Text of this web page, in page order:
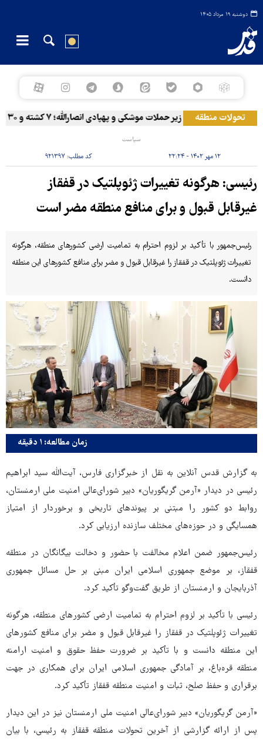
دوشنبه ۱۹ مرداد ۱۴۰۵
تحولات منطقهالمخا زیر حملات موشکی و پهپادی انصارالله؛ ۷ کشته و ۳۰ زخمی
سیاست
۱۲ مهر ۱۴۰۲ - ۲۲:۲۴ کد مطلب: ۹۲۱۳۹۷
رئیسی: هرگونه تغییرات ژئوپلتیک در قفقاز
غیرقابل قبول و برای منافع منطقه مضر است
رئیس‌جمهور با تأکید بر لزوم احترام به تمامیت ارضی کشورهای منطقه، هرگونه
تغییرات ژئوپلتیک در قفقاز را غیرقابل قبول و مضر برای منافع کشورهای این منطقه
دانست.
زمان مطالعه: ۱ دقیقه
به گزارش قدس آنلاین به نقل از خبرگزاری فارس، آیت‌الله سید ابراهیم
رئیسی در دیدار «آرمن گریگوریان» دبیر شورای‌عالی امنیت ملی ارمنستان،
روابط دو کشور را مبتنی بر پیوندهای تاریخی و برخوردار از امتیاز
همسایگی و در حوزه‌های مختلف سازنده ارزیابی کرد.
رئیس‌جمهور ضمن اعلام مخالفت با حضور و دخالت بیگانگان در منطقه
قفقاز، بر موضع جمهوری اسلامی ایران مبنی بر حل مسائل جمهوری
آذربایجان و ارمنستان از طریق گفت‌وگو تأکید کرد.
رئیسی با تأکید بر لزوم احترام به تمامیت ارضی کشورهای منطقه، هرگونه
تغییرات ژئوپلتیک در قفقاز را غیرقابل قبول و مضر برای منافع کشورهای
این منطقه دانست و با تأکید بر ضرورت حفظ حقوق و امنیت ارامنه
منطقه قره‌باغ، بر آمادگی جمهوری اسلامی ایران برای همکاری در جهت
برقراری و حفظ صلح، ثبات و امنیت منطقه قفقاز تأکید کرد.
«آرمن گریگوریان» دبیر شورای‌عالی امنیت ملی ارمنستان نیز در این دیدار
پس از ارائه گزارشی از آخرین تحولات منطقه قفقاز به رئیسی، با بیان